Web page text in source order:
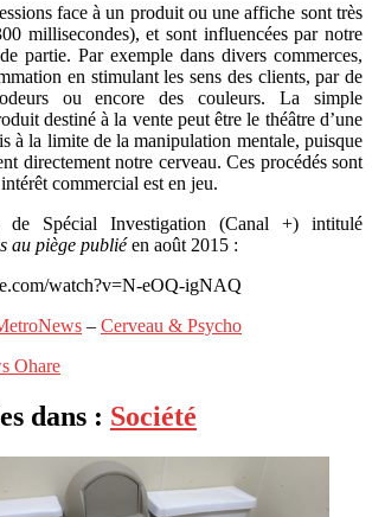
face à un produit ou une affiche sont très
millisecondes), et sont influencées par notre
partie. Par exemple dans divers commerces,
en stimulant les sens des clients, par de
ou encore des couleurs. La simple
destiné à la vente peut être le théâtre d’une
à la limite de la manipulation mentale, puisque
directement notre cerveau. Ces procédés sont
commercial est en jeu.
de Spécial Investigation (Canal +) intitulé
au piège publiéen août 2015 :
watch?v=N-eOQ-igNAQ
– Cerveau & Psycho
Ohare
dans : Société